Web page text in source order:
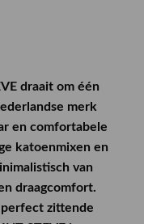
draait om één
merk
en comfortabele
katoenmixen en
van
draagcomfort.
zittende